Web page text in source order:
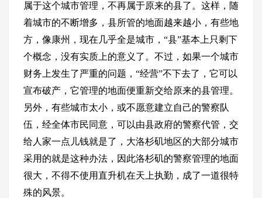
属于这个城市管理，不再属于原来的县了。这样，随
着城市的不断增多，县所管的地面越来越小，有些地
方，像康州，现在几乎全是城市，“县”基本上只剩下
个概念，没有实质上的意义了。不过，如果一个城市
财务上发生了严重的问题，“经营”不下去了，它可以
宣布破产，它管理的地面便重新交给原来的县管理。
另外，有些城市太小，或不愿意建立自己的警察队
伍，经全体市民同意，可以由县政府的警察代管，交
给人家一点儿钱就是了，大洛杉矶地区的大部分城市
采用的就是这种办法，因此洛杉矶的警察管理的地面
很大，不得不使用直升机在天上执勤，成了一道很特
殊的风景。